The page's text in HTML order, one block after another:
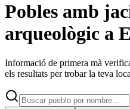
Pobles amb
arqueològic a
Informació de primera mà
els resultats per trobar la teva